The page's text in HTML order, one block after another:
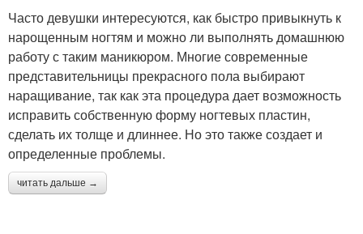
Часто девушки интересуются, как быстро привыкнуть к
нарощенным ногтям и можно ли выполнять домашнюю
работу с таким маникюром. Многие современные
представительницы прекрасного пола выбирают
наращивание, так как эта процедура дает возможность
исправить собственную форму ногтевых пластин,
сделать их толще и длиннее. Но это также создает и
определенные проблемы.
читать дальше →